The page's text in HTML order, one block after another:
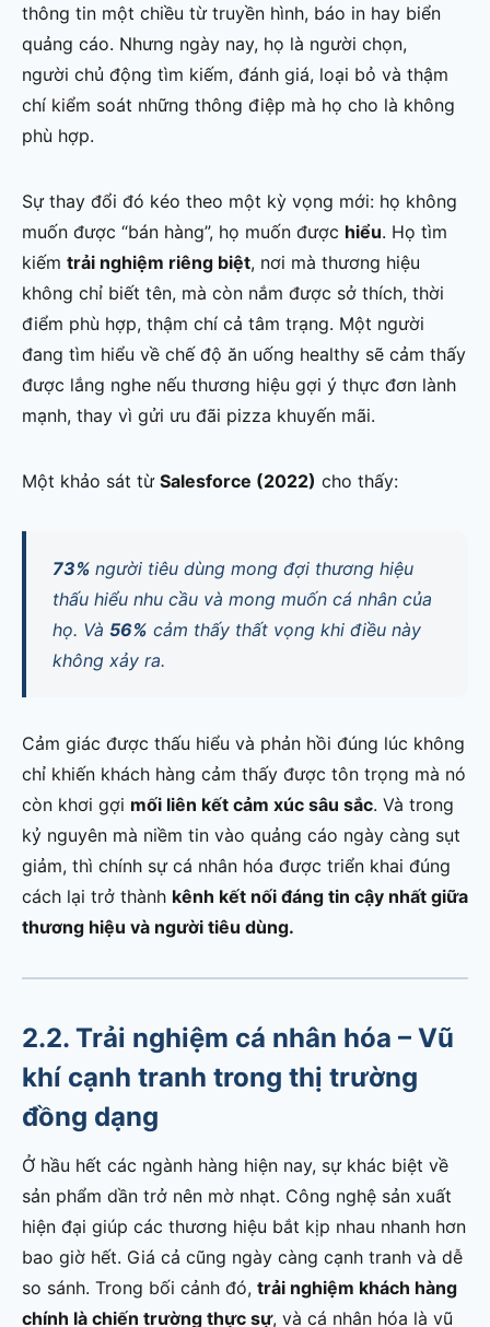
thông tin một chiều từ truyền hình, báo in hay biển
quảng cáo. Nhưng ngày nay, họ là người chọn,
người chủ động tìm kiếm, đánh giá, loại bỏ và thậm
chí kiểm soát những thông điệp mà họ cho là không
phù hợp.
Sự thay đổi đó kéo theo một kỳ vọng mới: họ không
muốn được “bán hàng”, họ muốn được hiểu. Họ tìm
kiếm trải nghiệm riêng biệt, nơi mà thương hiệu
không chỉ biết tên, mà còn nắm được sở thích, thời
điểm phù hợp, thậm chí cả tâm trạng. Một người
đang tìm hiểu về chế độ ăn uống healthy sẽ cảm thấy
được lắng nghe nếu thương hiệu gợi ý thực đơn lành
mạnh, thay vì gửi ưu đãi pizza khuyến mãi.
Một khảo sát từ Salesforce (2022) cho thấy:
73% người tiêu dùng mong đợi thương hiệu
thấu hiểu nhu cầu và mong muốn cá nhân của
họ. Và 56% cảm thấy thất vọng khi điều này
không xảy ra.
Cảm giác được thấu hiểu và phản hồi đúng lúc không
chỉ khiến khách hàng cảm thấy được tôn trọng mà nó
còn khơi gợi mối liên kết cảm xúc sâu sắc. Và trong
kỷ nguyên mà niềm tin vào quảng cáo ngày càng sụt
giảm, thì chính sự cá nhân hóa được triển khai đúng
cách lại trở thành kênh kết nối đáng tin cậy nhất giữa
thương hiệu và người tiêu dùng.
2.2. Trải nghiệm cá nhân hóa – Vũ
khí cạnh tranh trong thị trường
đồng dạng
Ở hầu hết các ngành hàng hiện nay, sự khác biệt về
sản phẩm dần trở nên mờ nhạt. Công nghệ sản xuất
hiện đại giúp các thương hiệu bắt kịp nhau nhanh hơn
bao giờ hết. Giá cả cũng ngày càng cạnh tranh và dễ
so sánh. Trong bối cảnh đó, trải nghiệm khách hàng
chính là chiến trường thực sự, và cá nhân hóa là vũ